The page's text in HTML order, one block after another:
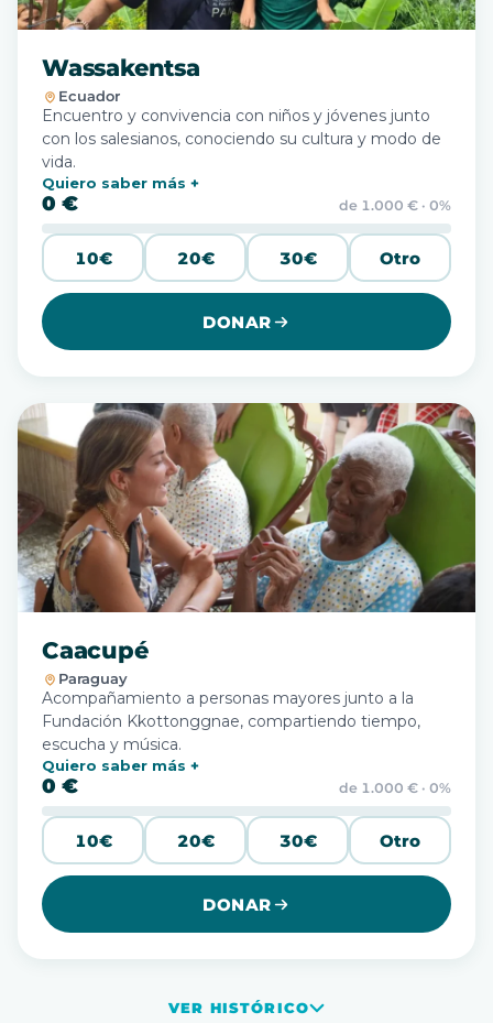
Wassakentsa
Ecuador
Encuentro y convivencia con niños y jóvenes junto
con los salesianos, conociendo su cultura y modo de
vida.
Quiero saber más
0 € de 1.000 € · 0%
10€ 20€ 30€ Otro
DONAR
Caacupé
Paraguay
Acompañamiento a personas mayores junto a la
Fundación Kkottonggnae, compartiendo tiempo,
escucha y música.
Quiero saber más
0 € de 1.000 € · 0%
10€ 20€ 30€ Otro
DONAR
VER HISTÓRICO